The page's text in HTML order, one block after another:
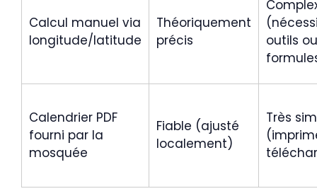
Calcul manuel via
longitude/latitude
Théoriquement
précis
outils ou
Calendrier PDF
fourni par la
mosquée
Fiable (ajusté
localement)
Très